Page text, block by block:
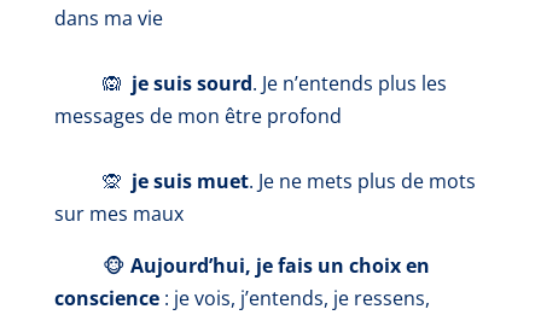
dans ma vie
🙉 je suis sourd. Je n’entends plus les
messages de mon être profond
🙊 je suis muet. Je ne mets plus de mots
sur mes maux
🐵 Aujourd’hui, je fais un choix en
conscience : je vois, j’entends, je ressens,